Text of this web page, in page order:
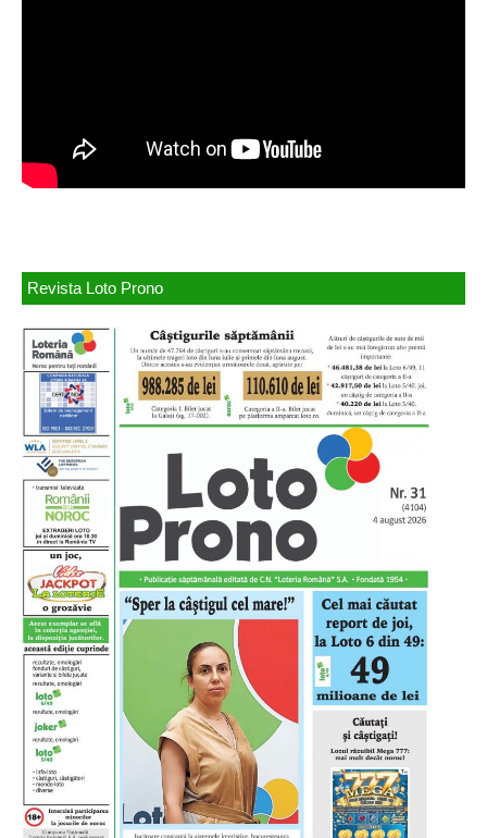
Revista Loto Prono